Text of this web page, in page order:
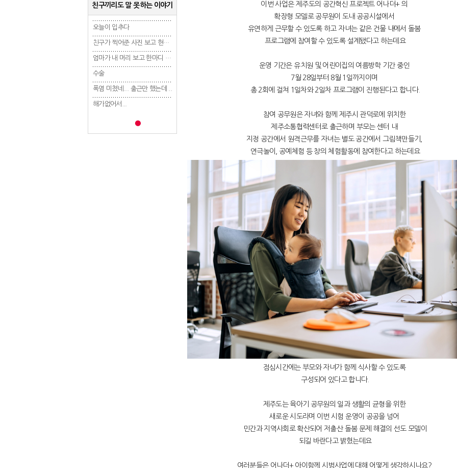
친구끼리도 말 못하는 이야기
오늘이 입추다
친구가 찍어준 사진 보고 현타 겁..
엄마가 내 머리 보고 한마디 했는..
수술
폭염 미쳤네... 출근만 했는데 ..
해가없어서...
폭염 미쳤네... 출근만 했는데 ..
이번 사업은 제주도의 공간혁신 프로젝트 어나더+ 의
확장형 모델로 공무원이 도내 공공시설에서
유연하게 근무할 수 있도록 하고 자녀는 같은 건물 내에서 돌봄
프로그램에 참여할 수 있도록 설계됐다고 하는데요
운영 기간은 유치원 및 어린이집의 여름방학 기간 중인
7월 28일부터 8월 1일까지이며
총 2회에 걸쳐 1일차와 2일차 프로그램이 진행된다고 합니다.
참여 공무원은 자녀와 함께 제주시 관덕로에 위치한
제주소통협력센터로 출근하며 부모는 센터 내
지정 공간에서 원격근무를 자녀는 별도 공간에서 그림책만들기,
연극놀이, 공예체험 등 창의 체험활동에 참여한다고 하는데요
점심시간에는 부모와 자녀가 함께 식사할 수 있도록
구성되어 있다고 합니다.
제주도는 육아기 공무원의 일과 생활의 균형을 위한
새로운 시도라며 이번 시험 운영이 공공을 넘어
민간과 지역사회로 확산되어 저출산 돌봄 문제 해결의 선도 모델이
되길 바란다고 밝혔는데요
여러분들은 어나더+ 아이함께 시범사업에 대해 어떻게 생각하시나요?